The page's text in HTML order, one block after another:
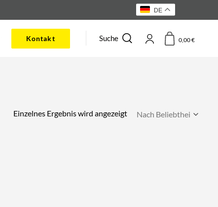
DE
Kontakt Suche 0,00€
Einzelnes Ergebnis wird angezeigt